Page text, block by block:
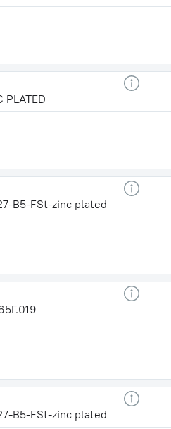
PLATED
B5-FSt-zinc plated
B5-FSt-zinc plated